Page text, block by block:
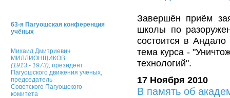
63-я Пагуошская конференция
учёных
Михаил Дмитриевич
МИЛЛИОНЩИКОВ
(1913 - 1973), президент
Пагуошского движения ученых,
председатель
Советского Пагуошского
комитета
Завершён приём
школы по
состоится в
тема курса -
технологий".
17 Ноября 2010
В память об